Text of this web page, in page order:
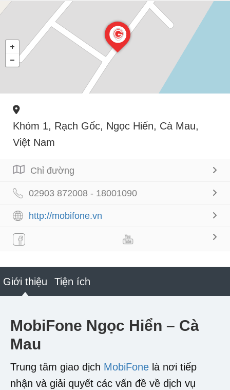
Khóm 1, Rạch Gốc, Ngọc Hiển, Cà Mau,
Việt Nam
Chỉ đường
02903 872008 - 18001090
http://mobifone.vn
Giới thiệu Tiện ích
MobiFone Ngọc Hiển – Cà
Mau
Trung tâm giao dịch MobiFone là nơi tiếp
nhận và giải quyết các vấn đề về dịch vụ